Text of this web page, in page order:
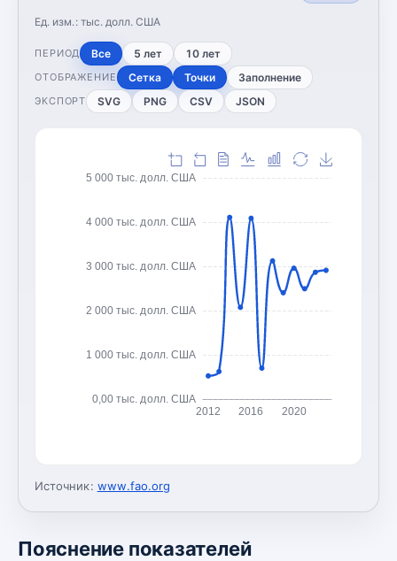
Ед. изм.: тыс. долл. США
ПЕРИОД Все 5 лет 10 лет
ОТОБРАЖЕНИЕ Сетка Точки Заполнение
ЭКСПОРТ SVG PNG CSV JSON
0,00 тыс. долл. США
1 000 тыс. долл. США
2 000 тыс. долл. США
3 000 тыс. долл. США
4 000 тыс. долл. США
5 000 тыс. долл. США
2012 2016 2020
Источник: www.fao.org
Пояснение показателей